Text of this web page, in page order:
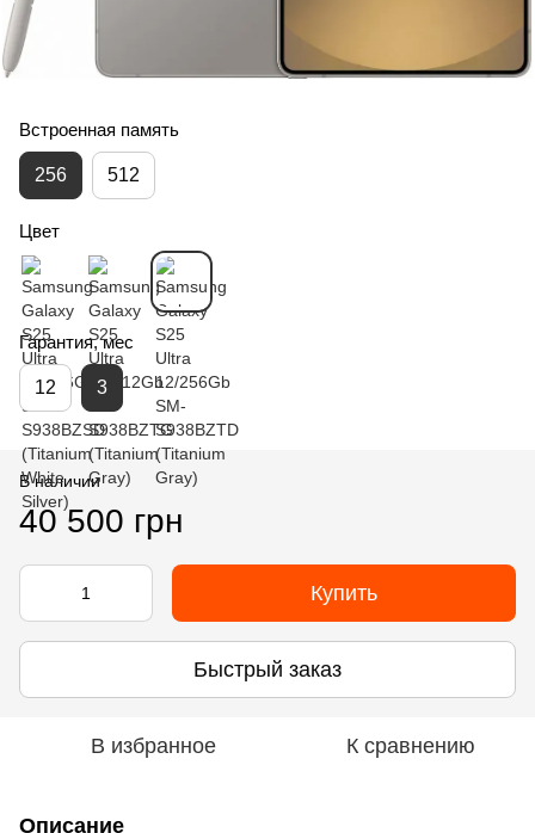
Встроенная память
256 512
Цвет
Гарантия, мес
12 3
В наличии
40 500 грн
Купить
Быстрый заказ
В избранное К сравнению
Описание